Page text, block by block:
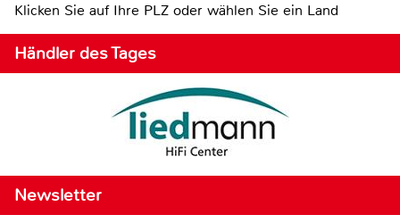
Klicken Sie auf Ihre PLZ oder wählen Sie ein Land
Händler des Tages
Newsletter